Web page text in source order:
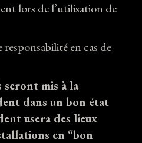
lors de l’utilisation de
en cas de
seront mis à la
dans un bon état
usera des lieux
en “bon